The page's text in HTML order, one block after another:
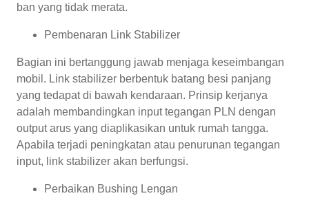
ban yang tidak merata.
Pembenaran Link Stabilizer
Bagian ini bertanggung jawab menjaga keseimbangan
mobil. Link stabilizer berbentuk batang besi panjang
yang tedapat di bawah kendaraan. Prinsip kerjanya
adalah membandingkan input tegangan PLN dengan
output arus yang diaplikasikan untuk rumah tangga.
Apabila terjadi peningkatan atau penurunan tegangan
input, link stabilizer akan berfungsi.
Perbaikan Bushing Lengan